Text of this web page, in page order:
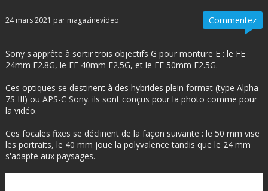
Commentez
24 mars 2021 par magazinevideo
Sony s'apprête à sortir trois objectifs G pour monture E : le FE
24mm F2.8G, le FE 40mm F2.5G, et le FE 50mm F2.5G.
Ces optiques se destinent à des hybrides plein format (type Alpha
7S III) ou APS-C Sony. ils sont conçus pour la photo comme pour
la vidéo.
Ces focales fixes se déclinent de la façon suivante : le 50 mm vise
les portraits, le 40 mm joue la polyvalence tandis que le 24 mm
s'adapte aux paysages.